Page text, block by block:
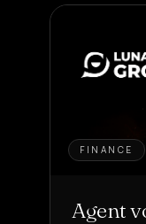
FINANCE
Agent